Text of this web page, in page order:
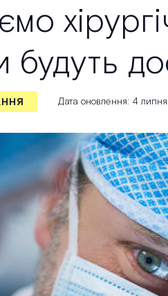
будуть
Дата оновлення: 4